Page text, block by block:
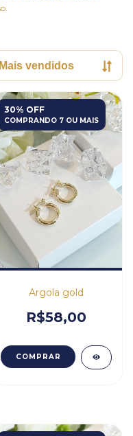
30% OFF
COMPRANDO 7 OU MAIS
Argola gold
R$58,00
COMPRAR